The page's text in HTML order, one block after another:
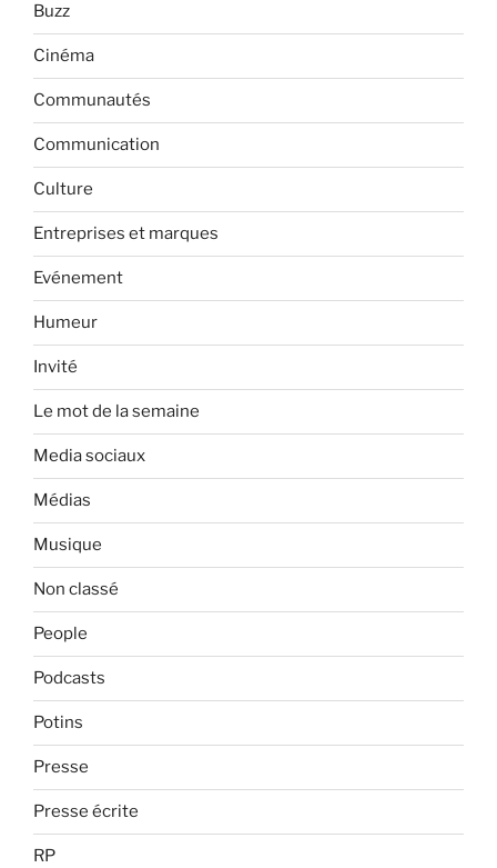
Buzz
Cinéma
Communautés
Communication
Culture
Entreprises et marques
Evénement
Humeur
Invité
Le mot de la semaine
Media sociaux
Médias
Musique
Non classé
People
Podcasts
Potins
Presse
Presse écrite
RP